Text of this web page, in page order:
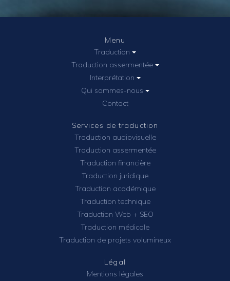
Menu
Traduction
Traduction assermentée
Interprétation
Qui sommes-nous
Contact
Services de traduction
Traduction audiovisuelle
Traduction assermentée
Traduction financière
Traduction juridique
Traduction académique
Traduction technique
Traduction Web + SEO
Traduction médicale
Traduction de projets volumineux
Légal
Mentions légales